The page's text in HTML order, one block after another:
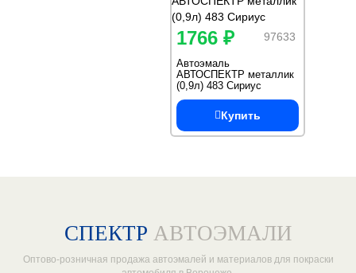
97633
1766 ₽
Автоэмаль
АВТОСПЕКТР металлик
(0,9л) 483 Сириус
Купить
СПЕКТР АВТОЭМАЛИ
Оптово-розничная продажа автоэмалей и материалов для покраски